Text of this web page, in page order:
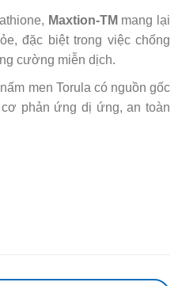
Maxtion-TM mang lại
đặc biệt trong việc chống
cường miễn dịch.
men Torula có nguồn gốc
phản ứng dị ứng, an toàn